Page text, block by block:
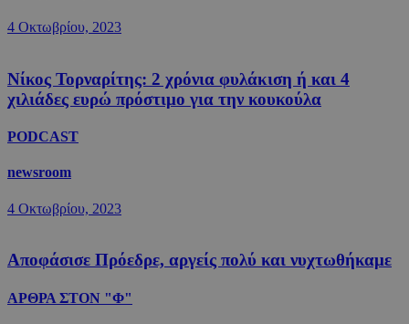
4 Οκτωβρίου, 2023
Νίκος Τορναρίτης: 2 χρόνια φυλάκιση ή και 4
χιλιάδες ευρώ πρόστιμο για την κουκούλα
PODCAST
newsroom
4 Οκτωβρίου, 2023
Αποφάσισε Πρόεδρε, αργείς πολύ και νυχτωθήκαμε
ΑΡΘΡΑ ΣΤΟΝ "Φ"